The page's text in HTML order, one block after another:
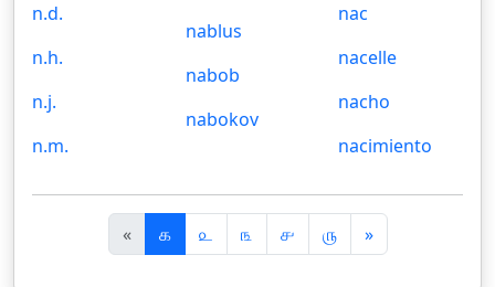
n.d.
n.h.
n.j.
n.m.
nablus
nabob
nabokov
nac
nacelle
nacho
nacimiento
«पि
छ
௧ ௨ ௩ ௪ ௫ »अ
ग